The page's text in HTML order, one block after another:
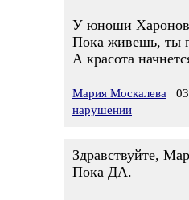
У юноши
Пока живешь, ты
А красота
Мария Москалева
нарушении
Здравствуйте,
Пока ДА.